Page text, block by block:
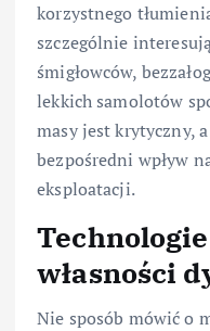
korzystnego
szczególnie
śmigłowców,
lekkich samolotów
masy jest krytyczny,
bezpośredni wpływ
eksploatacji.
własności
Nie sposób mówić o